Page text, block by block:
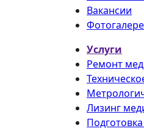
Вакансии
Услуги
Ремонт
Лизинг